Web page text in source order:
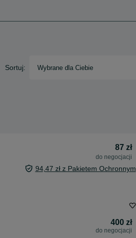
Sortuj: Wybrane dla Ciebie
87 zł
do negocjacji
94,47 zł z Pakietem Ochronnym
400 zł
do negocjacji